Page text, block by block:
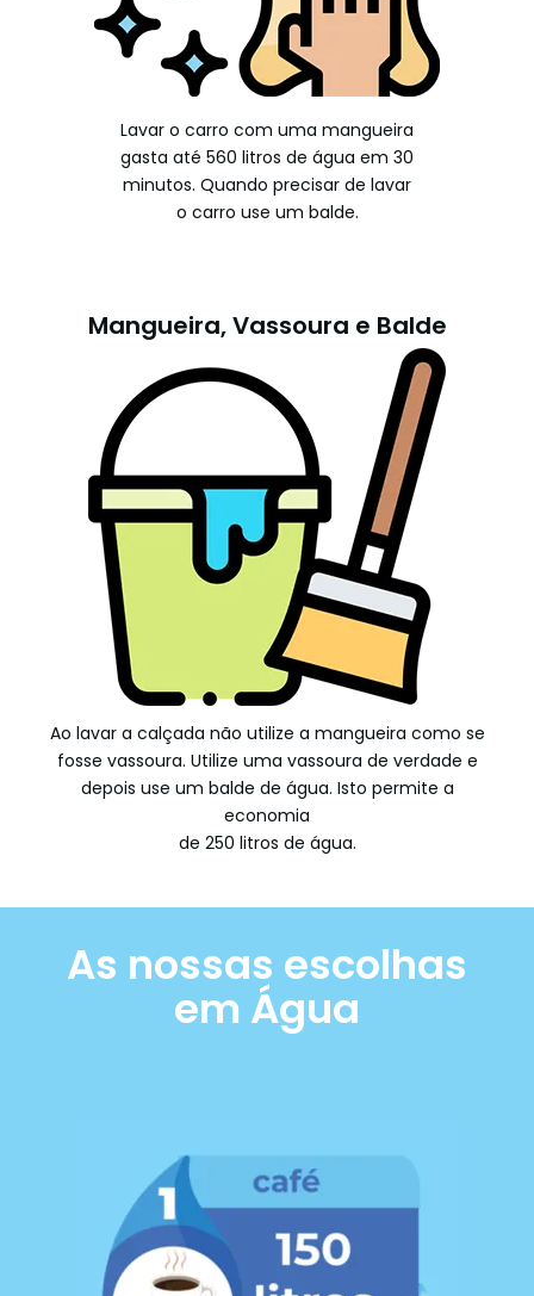
Lavar o carro com uma mangueira
gasta até 560 litros de água em 30
minutos. Quando precisar de lavar
o carro use um balde.
Mangueira, Vassoura e Balde
Ao lavar a calçada não utilize a mangueira como se
fosse vassoura. Utilize uma vassoura de verdade e
depois use um balde de água. Isto permite a
economia
de 250 litros de água.
As nossas escolhas
em Água